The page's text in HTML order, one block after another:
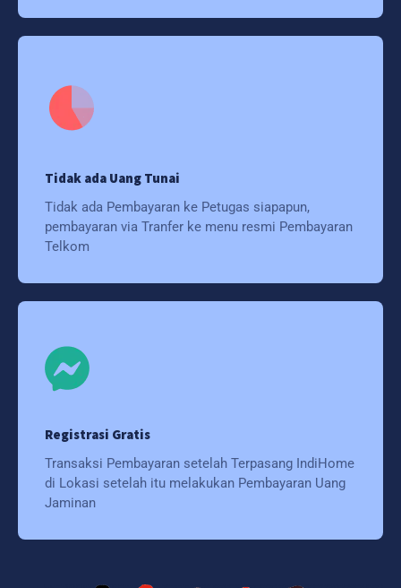
Tidak ada Uang Tunai
Tidak ada Pembayaran ke Petugas siapapun,
pembayaran via Tranfer ke menu resmi Pembayaran
Telkom
Registrasi Gratis
Transaksi Pembayaran setelah Terpasang IndiHome
di Lokasi setelah itu melakukan Pembayaran Uang
Jaminan